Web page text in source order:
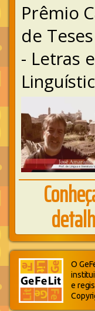
Prêmio
de
- Letras e
O
e